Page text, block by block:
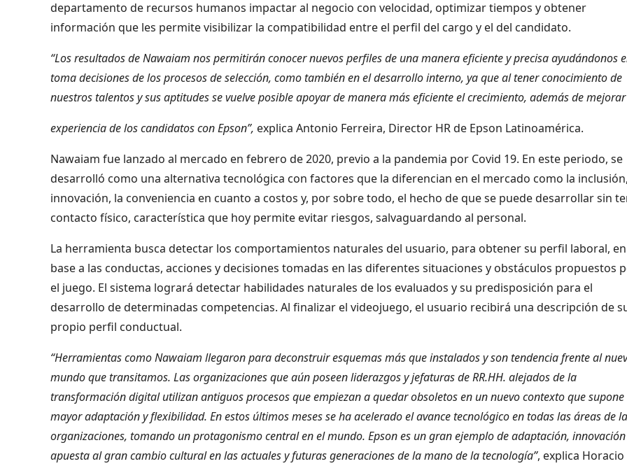
departamento de recursos humanos impactar al negocio con velocidad, optimizar tiempos y obtener
información que les permite visibilizar la compatibilidad entre el perfil del cargo y el del candidato.
“Los resultados de Nawaiam nos permitirán conocer nuevos perfiles de una manera eficiente y precisa ayudándonos
toma decisiones de los procesos de selección, como también en el desarrollo interno, ya que al tener conocimiento de
nuestros talentos y sus aptitudes se vuelve posible apoyar de manera más eficiente el crecimiento, además de
experiencia de los candidatos con Epson”, explica Antonio Ferreira, Director HR de Epson Latinoamérica.
Nawaiam fue lanzado al mercado en febrero de 2020, previo a la pandemia por Covid 19. En este periodo, se
desarrolló como una alternativa tecnológica con factores que la diferencian en el mercado como la
innovación, la conveniencia en cuanto a costos y, por sobre todo, el hecho de que se puede desarrollar sin
contacto físico, característica que hoy permite evitar riesgos, salvaguardando al personal.
La herramienta busca detectar los comportamientos naturales del usuario, para obtener su perfil laboral, en
base a las conductas, acciones y decisiones tomadas en las diferentes situaciones y obstáculos propuestos
el juego. El sistema logrará detectar habilidades naturales de los evaluados y su predisposición para el
desarrollo de determinadas competencias. Al finalizar el videojuego, el usuario recibirá una descripción de
propio perfil conductual.
“Herramientas como Nawaiam llegaron para deconstruir esquemas más que instalados y son tendencia frente al
mundo que transitamos. Las organizaciones que aún poseen liderazgos y jefaturas de RR.HH. alejados de la
transformación digital utilizan antiguos procesos que empiezan a quedar obsoletos en un nuevo contexto que supone
mayor adaptación y flexibilidad. En estos últimos meses se ha acelerado el avance tecnológico en todas las áreas de
organizaciones, tomando un protagonismo central en el mundo. Epson es un gran ejemplo de adaptación,
apuesta al gran cambio cultural en las actuales y futuras generaciones de la mano de la tecnología”, explica Horacio